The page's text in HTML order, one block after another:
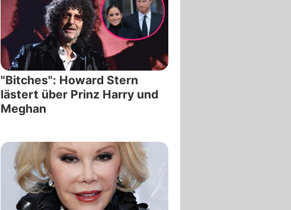
"Bitches": Howard Stern
lästert über Prinz Harry und
Meghan